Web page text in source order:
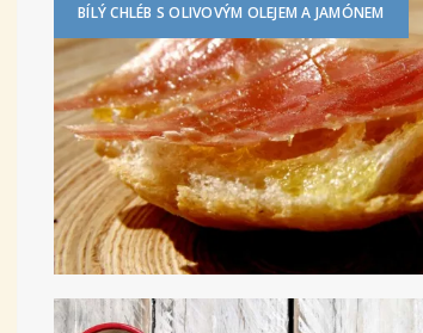
BÍLÝ CHLÉB S OLIVOVÝM OLEJEM A JAMÓNEM